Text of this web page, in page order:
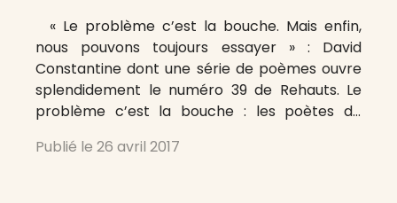
« Le problème c’est la bouche. Mais enfin,
nous pouvons toujours essayer » : David
Constantine dont une série de poèmes ouvre
splendidement le numéro 39 de Rehauts. Le
problème c’est la bouche : les poètes de
Carvalho (« le mot ne te viendra/ que lorsque
Publié le 26 avril 2017